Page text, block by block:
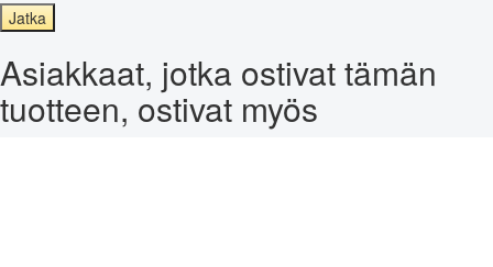
Jatka
Asiakkaat, jotka ostivat tämän
tuotteen, ostivat myös